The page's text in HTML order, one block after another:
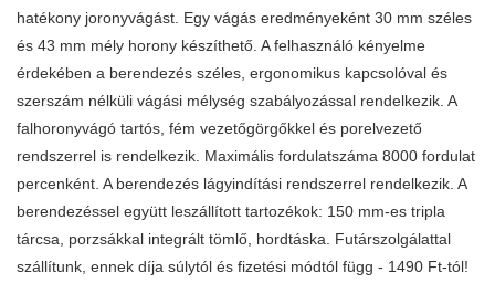
hatékony joronyvágást. Egy vágás eredményeként 30 mm széles
és 43 mm mély horony készíthető. A felhasználó kényelme
érdekében a berendezés széles, ergonomikus kapcsolóval és
szerszám nélküli vágási mélység szabályozással rendelkezik. A
falhoronyvágó tartós, fém vezetőgörgőkkel és porelvezető
rendszerrel is rendelkezik. Maximális fordulatszáma 8000 fordulat
percenként. A berendezés lágyindítási rendszerrel rendelkezik. A
berendezéssel együtt leszállított tartozékok: 150 mm-es tripla
tárcsa, porzsákkal integrált tömlő, hordtáska. Futárszolgálattal
szállítunk, ennek díja súlytól és fizetési módtól függ - 1490 Ft-tól!